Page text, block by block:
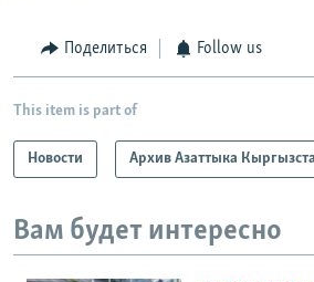
Поделиться Follow us
This item is part of
Новости Архив Азаттыка
Вам будет интересно